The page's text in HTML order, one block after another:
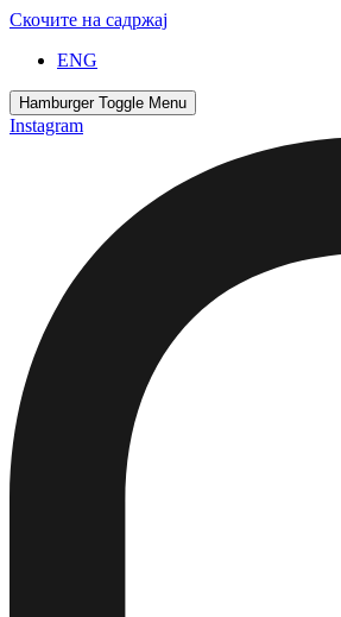
Скочите на садржај
ENG
Hamburger Toggle Menu
Instagram